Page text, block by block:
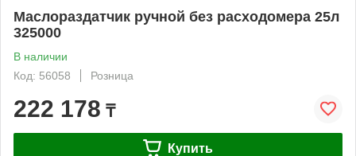
Маслораздатчик ручной без расходомера 25л
325000
В наличии
Код: 56058
Розница
222 178 ₸
Купить